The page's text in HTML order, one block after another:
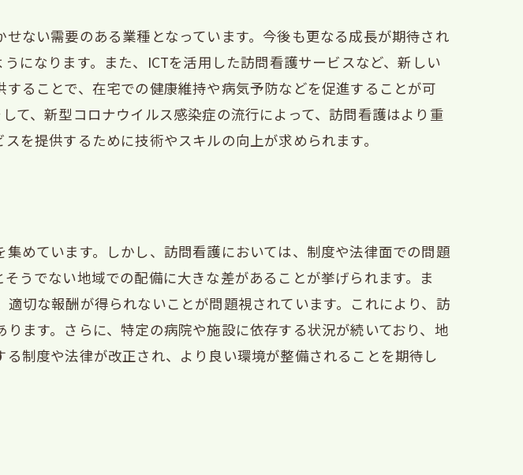
ない需要のある業種となっています。今後も更なる成長が期待され
になります。また、ICTを活用した訪問看護サービスなど、新しい
ることで、在宅での健康維持や病気予防などを促進することが可
て、新型コロナウイルス感染症の流行によって、訪問看護はより重
を提供するために技術やスキルの向上が求められます。
めています。しかし、訪問看護においては、制度や法律面での問題
うでない地域での配備に大きな差があることが挙げられます。ま
切な報酬が得られないことが問題視されています。これにより、訪
ます。さらに、特定の病院や施設に依存する状況が続いており、地
制度や法律が改正され、より良い環境が整備されることを期待し